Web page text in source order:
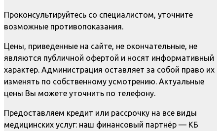
Проконсультируйтесь со специалистом, уточните
возможные противопоказания.
Цены, приведенные на сайте, не окончательные, не
являются публичной офертой и носят информативный
характер. Администрация оставляет за собой право их
изменять по собственному усмотрению. Актуальные
цены Вы можете уточнить по телефону.
Предоставляем кредит или рассрочку на все виды
медицинских услуг: наш финансовый партнёр — КБ